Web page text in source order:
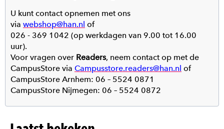
U kunt contact opnemen met ons
via webshop@han.nl of
026 - 369 1042 (op werkdagen van 9.00 tot 16.00
uur).
Voor vragen over Readers, neem contact op met de
CampusStore via Campusstore.readers@han.nl of
CampusStore Arnhem: 06 – 5524 0871
CampusStore Nijmegen: 06 – 5524 0872